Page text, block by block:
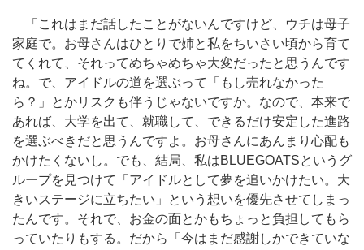
「これはまだ話したことがないんですけど、ウチは母子
家庭で。お母さんはひとりで姉と私をちいさい頃から育て
てくれて、それってめちゃめちゃ大変だったと思うんです
ね。で、アイドルの道を選ぶって「もし売れなかった
ら？」とかリスクも伴うじゃないですか。なので、本来で
あれば、大学を出て、就職して、できるだけ安定した進路
を選ぶべきだと思うんですよ。お母さんにあんまり心配も
かけたくないし。でも、結局、私はBLUEGOATSというグ
ループを見つけて「アイドルとして夢を追いかけたい。大
きいステージに立ちたい」という想いを優先させてしまっ
たんです。それで、お金の面とかもちょっと負担してもら
っていたりもする。だから「今はまだ感謝しかできていな